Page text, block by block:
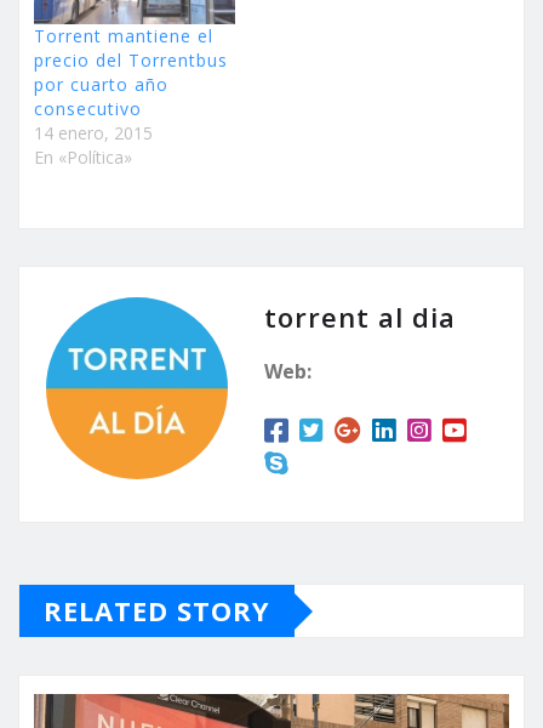
Torrent mantiene el
precio del Torrentbus
por cuarto año
consecutivo
14 enero, 2015
En «Política»
torrent al dia
Web:
RELATED STORY